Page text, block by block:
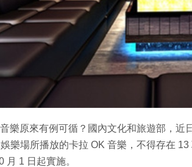
樂原來有例可循？國內文化和旅遊部，近
樂場所播放的卡拉 OK 音樂，不得存在
月 1 日起實施。